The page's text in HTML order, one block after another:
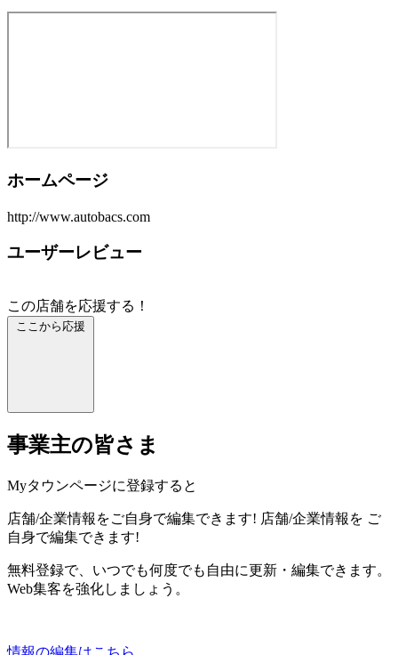
ホームページ
http://www.autobacs.com
ユーザーレビュー
この店舗を応援する！
ここから応援
事業主の皆さま
Myタウンページに登録すると
店舗/企業情報をご自身で編集できます! 店舗/企業情報を ご
自身で編集できます!
無料登録で、いつでも何度でも自由に更新・編集できます。
Web集客を強化しましょう。
情報の編集はこちら